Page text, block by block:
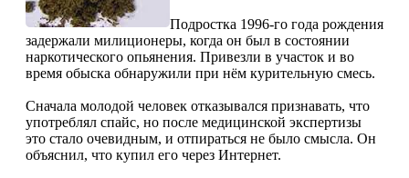
Подростка 1996-го года рождения
задержали милиционеры, когда он был в состоянии
наркотического опьянения. Привезли в участок и во
время обыска обнаружили при нём курительную смесь.
Сначала молодой человек отказывался признавать, что
употреблял спайс, но после медицинской экспертизы
это стало очевидным, и отпираться не было смысла. Он
объяснил, что купил его через Интернет.